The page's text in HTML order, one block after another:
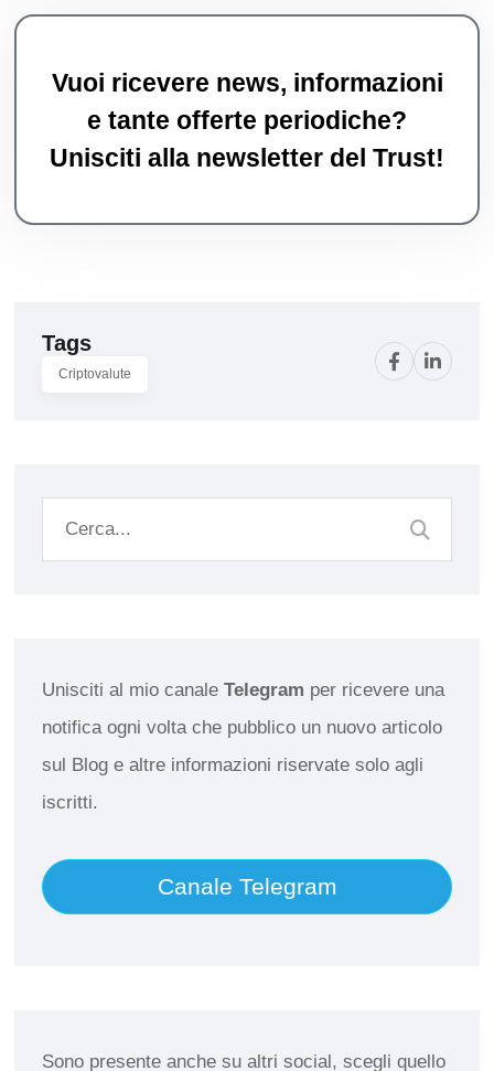
Vuoi ricevere news, informazioni
e tante offerte periodiche?
Unisciti alla newsletter del Trust!
Tags
Criptovalute
Unisciti al mio canale Telegram per ricevere una
notifica ogni volta che pubblico un nuovo articolo
sul Blog e altre informazioni riservate solo agli
iscritti.
Canale Telegram
Sono presente anche su altri social, scegli quello